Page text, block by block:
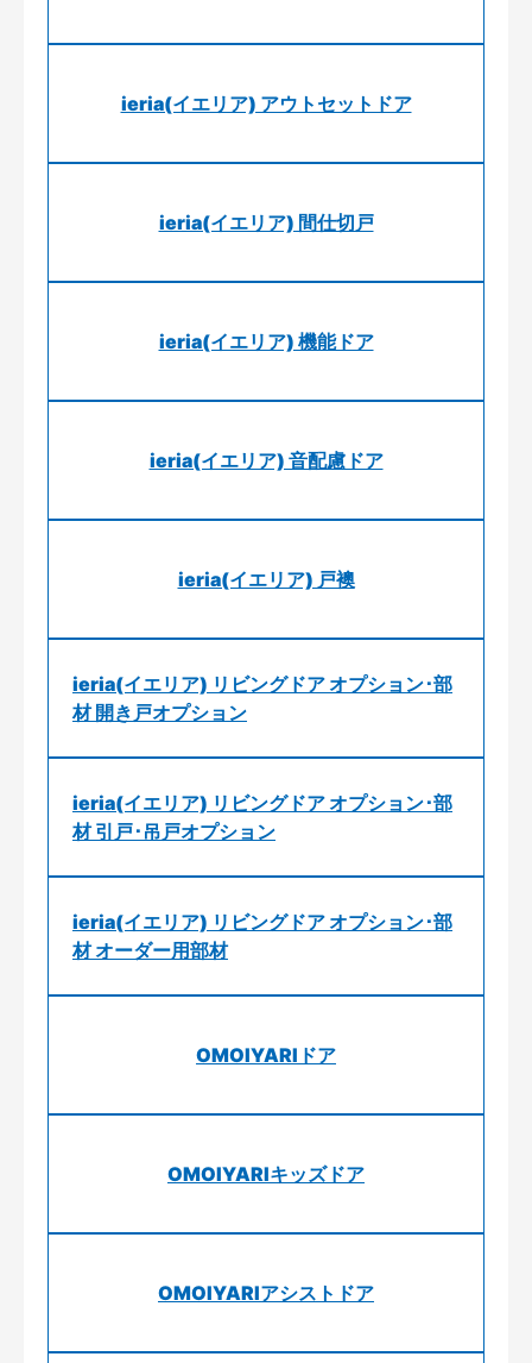
ieria(イエリア) アウトセットドア
ieria(イエリア) 間仕切戸
ieria(イエリア) 機能ドア
ieria(イエリア) 音配慮ドア
ieria(イエリア) 戸襖
ieria(イエリア) リビングドア オプション･部
材 開き戸オプション
ieria(イエリア) リビングドア オプション･部
材 引戸･吊戸オプション
ieria(イエリア) リビングドア オプション･部
材 オーダー用部材
OMOIYARIドア
OMOIYARIキッズドア
OMOIYARIアシストドア